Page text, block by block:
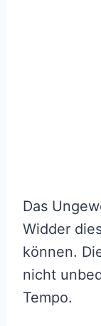
Das
Widder
können.
nicht
Tempo.